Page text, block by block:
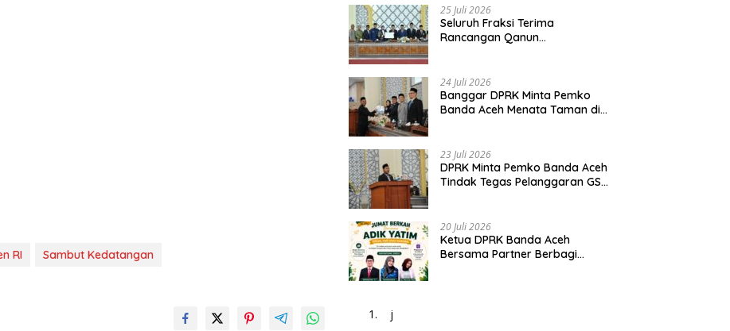
RI Sambut Kedatangan
Narkoba
25 Juli 2026
Seluruh Fraksi Terima
Rancangan Qanun
Tahun Anggaran 2025
24 Juli 2026
Banggar DPRK Minta Pemko
Banda Aceh Menata Taman di
23 Juli 2026
DPRK Minta Pemko Banda Aceh
Tindak Tegas Pelanggaran GSB
20 Juli 2026
Ketua DPRK Banda Aceh
Bersama Partner Berbagi
j